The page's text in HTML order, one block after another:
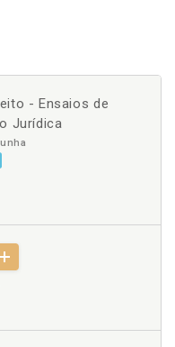
- Ensaios de
Jurídica